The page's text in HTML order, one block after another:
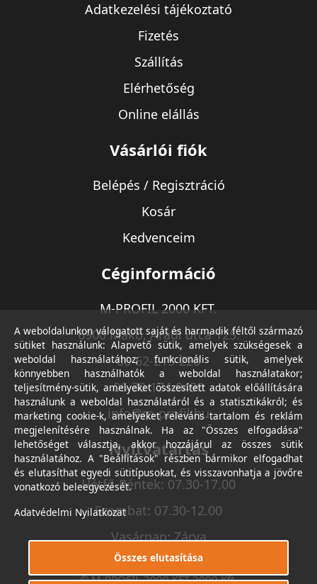
Adatkezelési tájékoztató
Fizetés
Szállítás
Elérhetőség
Online elállás
Vásárlói fiók
Belépés / Regisztráció
Kosár
Kedvenceim
Céginformáció
M-PROFIL 2000 KFT.
6900 Makó, Aradi utca 125.
06-62-213-220
06-30-174-9490
info@m-profil.hu
Nyitvatartás
Hétfő-Péntek: 07.30-17.00
Szombat: 07.30-12.00
Vasárnap: Zárva
© M-PROFIL 2000 KFT 2000 Kft.
A weboldalunkon válogatott saját és harmadik féltől származó
sütiket használunk: Alapvető sütik, amelyek szükségesek a
weboldal használatához; funkcionális sütik, amelyek
könnyebben használhatók a weboldal használatakor;
teljesítmény-sütik, amelyeket összesített adatok előállítására
használunk a weboldal használatáról és a statisztikákról; és
marketing cookie-k, amelyeket releváns tartalom és reklám
megjelenítésére használnak. Ha az "Összes elfogadása"
lehetőséget választja, akkor hozzájárul az összes sütik
használatához. A "Beállítások" részben bármikor elfogadhat
és elutasíthat egyedi sütitípusokat, és visszavonhatja a jövőre
vonatkozó beleegyezését.
Adatvédelmi Nyilatkozat
Összes elutasítása